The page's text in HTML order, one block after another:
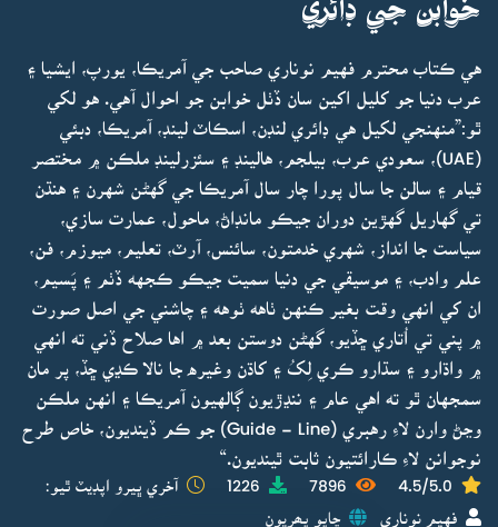
خوابن جي ڊائري
هي ڪتاب محترم فهيم نوناري صاحب جي آمريڪا، يورپ، ايشيا ۽
عرب دنيا جو کليل اکين سان ڏٺل خوابن جو احوال آهي. هو لکي
ٿو:”منهنجي لکيل هي ڊائري لنڊن، اسڪاٽ لينڊ، آمريڪا، دبئي
(UAE)، سعودي عرب، بيلجم، هالينڊ ۽ سئزرلينڊ ملڪن ۾ مختصر
قيام ۽ سالن جا سال پورا چار سال آمريڪا جي گهڻن شهرن ۽ هنڌن
تي گهاريل گهڙين دوران جيڪو مانڊاڻ، ماحول، عمارت سازي،
سياست جا انداز، شهري خدمتون، سائنس، آرٽ، تعليم، ميوزم، فن،
علم وادب، ۽ موسيقي جي دنيا سميت جيڪو ڪجهه ڏٺم ۽ پَسيم،
ان کي انهي وقت بغير ڪنهن ٺاهه ٺوهه ۽ چاشني جي اصل صورت
۾ پني تي اُتاري ڇڏيو، گهڻن دوستن بعد ۾ اها صلاح ڏني ته انهي
۾ واڌارو ۽ سڌارو ڪري لِکُ ۽ کاڌن وغيره جا نالا ڪڍي ڇڏ، پر مان
سمجهان ٿو ته اهي عام ۽ ننڍڙيون ڳالهيون آمريڪا ۽ انهن ملڪن
وڃڻ وارن لاءِ رهبري (Guide - Line) جو ڪم ڏينديون، خاص طرح
نوجوانن لاءِ ڪارائتيون ثابت ٿينديون.“
4.5/5.0
7896
1226 آخري ڀيرو اپڊيٽ ٿيو:
فهيم نوناري ڇاپو پھريون